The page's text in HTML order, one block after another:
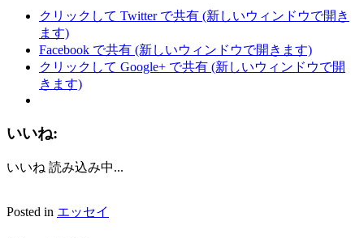
クリックして Twitter で共有 (新しいウィンドウで開き
ます)
Facebook で共有 (新しいウィンドウで開きます)
クリックして Google+ で共有 (新しいウィンドウで開
きます)
いいね:
いいね 読み込み中...
Posted in エッセイ